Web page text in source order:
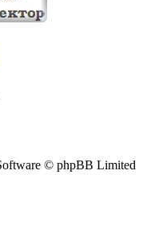
© phpBB Limited